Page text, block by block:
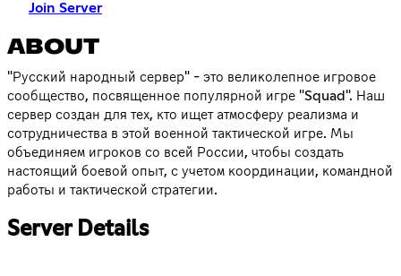
Join Server
ABOUT
"Русский народный сервер" - это великолепное игровое
сообщество, посвященное популярной игре "Squad". Наш
сервер создан для тех, кто ищет атмосферу реализма и
сотрудничества в этой военной тактической игре. Мы
объединяем игроков со всей России, чтобы создать
настоящий боевой опыт, с учетом координации, командной
работы и тактической стратегии.
Server Details